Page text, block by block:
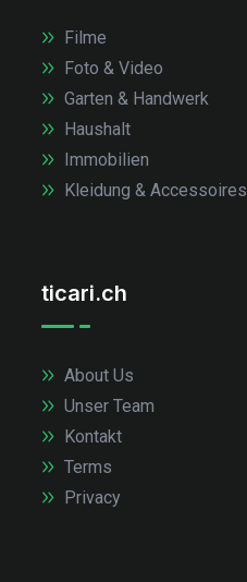
Filme
Foto & Video
Garten & Handwerk
Haushalt
Immobilien
Kleidung & Accessoires
ticari.ch
About Us
Unser Team
Kontakt
Terms
Privacy